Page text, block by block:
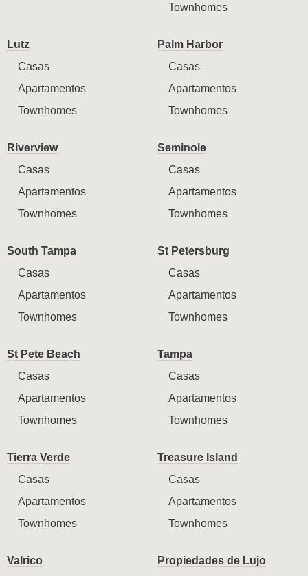
Townhomes
Lutz
Casas
Apartamentos
Townhomes
Palm Harbor
Casas
Apartamentos
Townhomes
Riverview
Casas
Apartamentos
Townhomes
Seminole
Casas
Apartamentos
Townhomes
South Tampa
Casas
Apartamentos
Townhomes
St Petersburg
Casas
Apartamentos
Townhomes
St Pete Beach
Casas
Apartamentos
Townhomes
Tampa
Casas
Apartamentos
Townhomes
Tierra Verde
Casas
Apartamentos
Townhomes
Treasure Island
Casas
Apartamentos
Townhomes
Valrico
Propiedades de Lujo